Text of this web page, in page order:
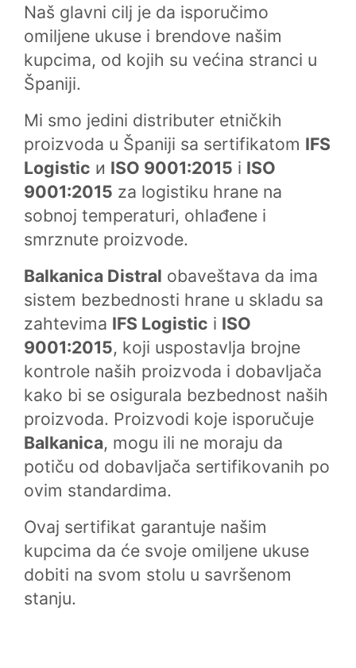
Naš glavni cilj je da isporučimo
omiljene ukuse i brendove našim
kupcima, od kojih su većina stranci u
Španiji.
Mi smo jedini distributer etničkih
proizvoda u Španiji sa sertifikatom IFS
Logistic и ISO 9001:2015 i ISO
9001:2015 za logistiku hrane na
sobnoj temperaturi, ohlađene i
smrznute proizvode.
Balkanica Distral obaveštava da ima
sistem bezbednosti hrane u skladu sa
zahtevima IFS Logistic i ISO
9001:2015, koji uspostavlja brojne
kontrole naših proizvoda i dobavljača
kako bi se osigurala bezbednost naših
proizvoda. Proizvodi koje isporučuje
Balkanica, mogu ili ne moraju da
potiču od dobavljača sertifikovanih po
ovim standardima.
Ovaj sertifikat garantuje našim
kupcima da će svoje omiljene ukuse
dobiti na svom stolu u savršenom
stanju.